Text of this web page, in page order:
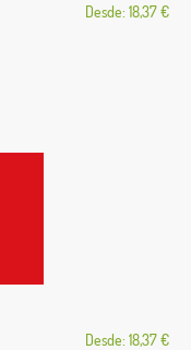
Desde: 18,37 €
Desde: 18,37 €